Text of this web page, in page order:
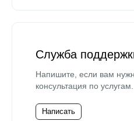
Служба
Напишите, если вам
консультация по услугам.
Написать